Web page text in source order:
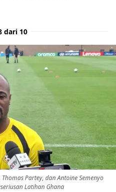
dari 10
Partey, dan Antoine Semenyo
Latihan Ghana